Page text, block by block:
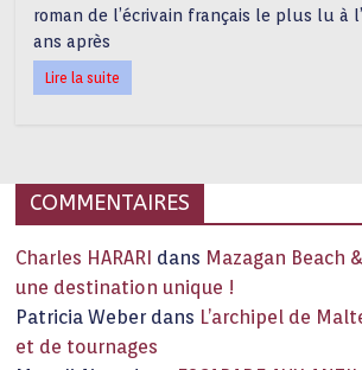
roman de l’écrivain français le plus lu à
ans après
Lire la suite
COMMENTAIRES
Charles HARARI dans Mazagan Beach
une destination unique !
Patricia Weber dans L’archipel de
et de tournages